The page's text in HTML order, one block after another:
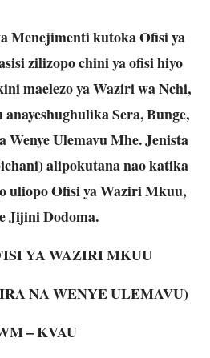
Menejimenti kutoka Ofisi ya
zilizopo chini ya ofisi hiyo
maelezo ya Waziri wa Nchi,
Sera, Bunge,
Ulemavu Mhe. Jenista
alipokutana nao katika
uliopo Ofisi ya Waziri Mkuu,
Jijini Dodoma.
YA WAZIRI MKUU
NA WENYE ULEMAVU)
– KVAU